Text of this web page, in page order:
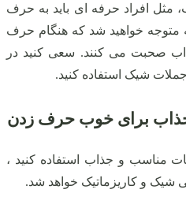
مثل افراد حرفه ای باید به حرف
متوجه خواهید شد که هنگام حرف
صحبت می‌ کنند. سعی کنید در
شیک استفاده کنید.
برای خوب حرف زدن
مناسب و جذاب استفاده کنید ،
شیک و کاریزماتیک خواهد شد.